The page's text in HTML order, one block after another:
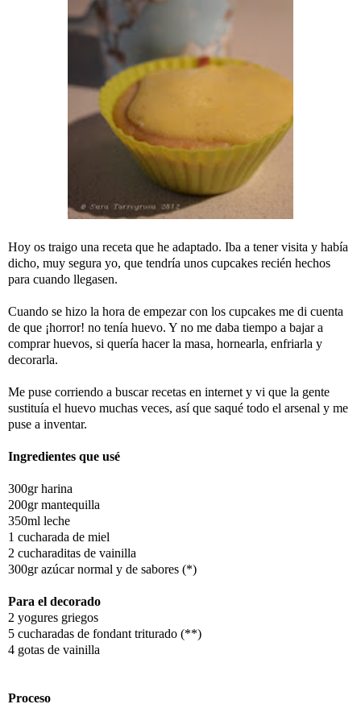
Hoy os traigo una receta que he adaptado. Iba a tener visita y había
dicho, muy segura yo, que tendría unos cupcakes recién hechos
para cuando llegasen.
Cuando se hizo la hora de empezar con los cupcakes me di cuenta
de que ¡horror! no tenía huevo. Y no me daba tiempo a bajar a
comprar huevos, si quería hacer la masa, hornearla, enfriarla y
decorarla.
Me puse corriendo a buscar recetas en internet y vi que la gente
sustituía el huevo muchas veces, así que saqué todo el arsenal y me
puse a inventar.
Ingredientes que usé
300gr harina
200gr mantequilla
350ml leche
1 cucharada de miel
2 cucharaditas de vainilla
300gr azúcar normal y de sabores (*)
Para el decorado
2 yogures griegos
5 cucharadas de fondant triturado (**)
4 gotas de vainilla
Proceso